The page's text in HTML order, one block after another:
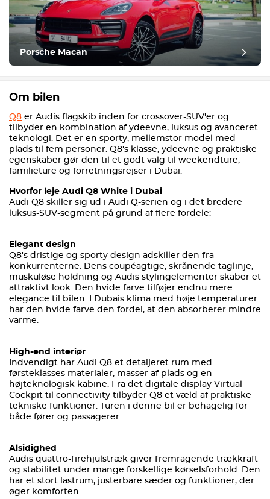
Porsche Macan
Om bilen
Q8 er Audis flagskib inden for crossover-SUV'er og
tilbyder en kombination af ydeevne, luksus og avanceret
teknologi. Det er en sporty, mellemstor model med
plads til fem personer. Q8's klasse, ydeevne og praktiske
egenskaber gør den til et godt valg til weekendture,
familieture og forretningsrejser i Dubai.
Hvorfor leje Audi Q8 White i Dubai
Audi Q8 skiller sig ud i Audi Q-serien og i det bredere
luksus-SUV-segment på grund af flere fordele:
Elegant design
Q8's dristige og sporty design adskiller den fra
konkurrenterne. Dens coupéagtige, skrånende taglinje,
muskuløse holdning og Audis stylingelementer skaber et
attraktivt look. Den hvide farve tilføjer endnu mere
elegance til bilen. I Dubais klima med høje temperaturer
har den hvide farve den fordel, at den absorberer mindre
varme.
High-end interiør
Indvendigt har Audi Q8 et detaljeret rum med
førsteklasses materialer, masser af plads og en
højteknologisk kabine. Fra det digitale display Virtual
Cockpit til connectivity tilbyder Q8 et væld af praktiske
tekniske funktioner. Turen i denne bil er behagelig for
både fører og passagerer.
Alsidighed
Audis quattro-firehjulstræk giver fremragende trækkraft
og stabilitet under mange forskellige kørselsforhold. Den
har et stort lastrum, justerbare sæder og funktioner, der
øger komforten.